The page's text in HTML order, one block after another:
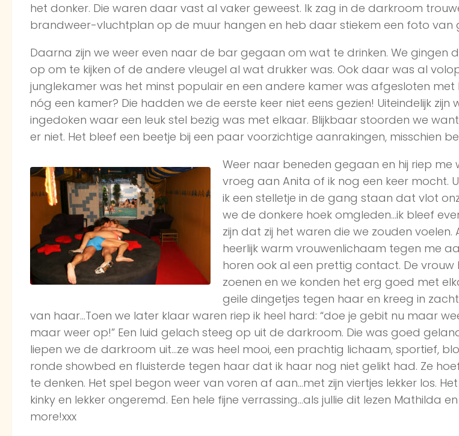
het donker. Die waren daar vast al vaker geweest. Ik zag in de darkroom
brandweer-vluchtplan op de muur hangen en heb daar stiekem een foto van
Daarna zijn we weer even naar de bar gegaan om wat te drinken. We gingen
op om te kijken of de andere vleugel al wat drukker was. Ook daar was al
junglekamer was het minst populair en een andere kamer was afgesloten met
nóg een kamer? Die hadden we de eerste keer niet eens gezien! Uiteindelijk zijn
ingedoken waar een leuk stel bezig was met elkaar. Blijkbaar stoorden we
er niet. Het bleef een beetje bij een paar voorzichtige aanrakingen, misschien
Weer naar beneden gegaan en hij riep me
vroeg aan Anita of ik nog een keer mocht.
ik een stelletje in de gang staan dat vlot
we de donkere hoek omgleden…ik bleef
zijn dat zij het waren die we zouden voelen.
heerlijk warm vrouwenlichaam tegen me
horen ook al een prettig contact. De vrouw
zoenen en we konden het erg goed met
geile dingetjes tegen haar en kreeg in
van haar…Toen we later klaar waren riep ik heel hard: “doe je gebit nu maar
maar weer op!” Een luid gelach steeg op uit de darkroom. Die was goed
liepen we de darkroom uit…ze was heel mooi, een prachtig lichaam, sportief,
ronde showbed en fluisterde tegen haar dat ik haar nog niet gelikt had. Ze
te denken. Het spel begon weer van voren af aan…met zijn viertjes lekker los.
kinky en lekker ongeremd. Een hele fijne verrassing…als jullie dit lezen Mathilda
more!xxx